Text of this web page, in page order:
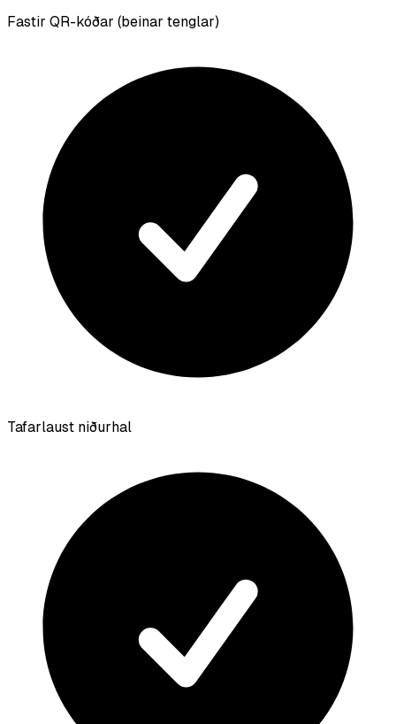
Fastir QR-kóðar (beinar tenglar)
Tafarlaust niðurhal